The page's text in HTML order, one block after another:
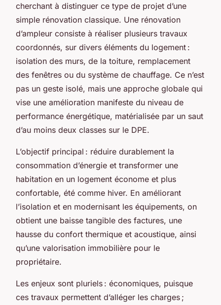
cherchant à distinguer ce type de projet d’une
simple rénovation classique. Une rénovation
d’ampleur consiste à réaliser plusieurs travaux
coordonnés, sur divers éléments du logement :
isolation des murs, de la toiture, remplacement
des fenêtres ou du système de chauffage. Ce n’est
pas un geste isolé, mais une approche globale qui
vise une amélioration manifeste du niveau de
performance énergétique, matérialisée par un saut
d’au moins deux classes sur le DPE.
L’objectif principal : réduire durablement la
consommation d’énergie et transformer une
habitation en un logement économe et plus
confortable, été comme hiver. En améliorant
l’isolation et en modernisant les équipements, on
obtient une baisse tangible des factures, une
hausse du confort thermique et acoustique, ainsi
qu’une valorisation immobilière pour le
propriétaire.
Les enjeux sont pluriels : économiques, puisque
ces travaux permettent d’alléger les charges ;